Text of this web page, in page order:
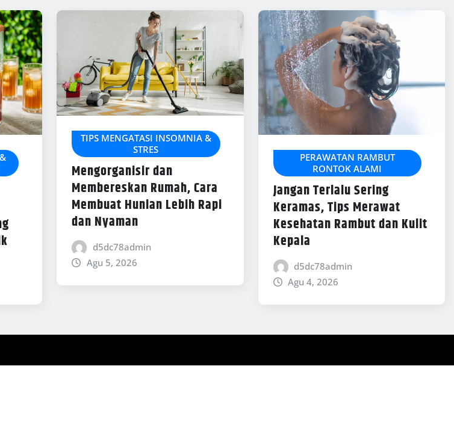
TIPS MENGATASI INSOMNIA &
STRES
Mengorganisir dan
Membereskan Rumah, Cara
Membuat Hunian Lebih Rapi
dan Nyaman
d5dc78admin
Agu 5, 2026
PERAWATAN RAMBUT
RONTOK ALAMI
Jangan Terlalu Sering
Keramas, Tips Merawat
Kesehatan Rambut dan Kulit
Kepala
d5dc78admin
Agu 4, 2026